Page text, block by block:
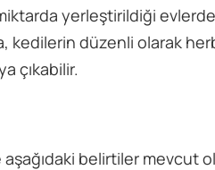
yerleştirildiği
kedilerin düzenli olarak
çıkabilir.
belirtiler mevcut